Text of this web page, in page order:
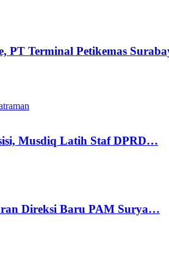
PT Terminal Petikemas
Musdiq Latih Staf DPRD…
Direksi Baru PAM Surya…